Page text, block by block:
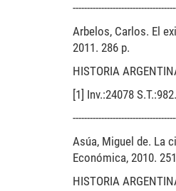
Arbelos, Carlos. El
2011. 286 p.
HISTORIA
[1] Inv.:24078
Asúa, Miguel de. La
Económica, 2010.
HISTORIA